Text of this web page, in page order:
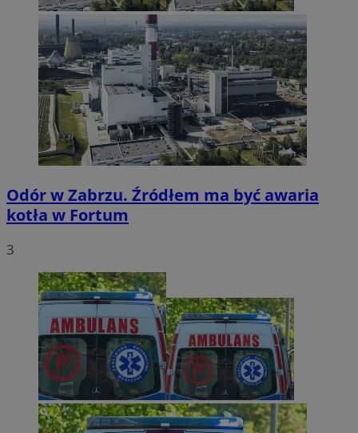
Odór w Zabrzu. Źródłem ma być awaria
kotła w Fortum
3